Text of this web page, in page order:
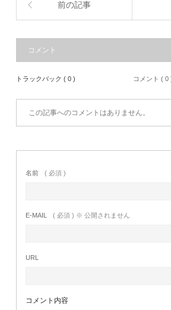
前の記事
コメント
トラックバック ( 0 ) コメント ( 0
この記事へのコメントはありません。
名前 ( 必須 )
E-MAIL ( 必須 ) ※ 公開されません
URL
コメント内容